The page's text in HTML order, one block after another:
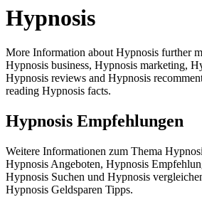
Hypnosis
More Information about Hypnosis further
Hypnosis business, Hypnosis marketing,
Hypnosis reviews and Hypnosis
reading Hypnosis facts.
Hypnosis Empfehlungen
Weitere Informationen zum Thema
Hypnosis Angeboten, Hypnosis
Hypnosis Suchen und Hypnosis
Hypnosis Geldsparen Tipps.